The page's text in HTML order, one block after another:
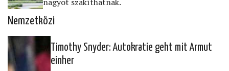
Nemzetközi
Timothy Snyder: Autokratie geht mit Armut
einher